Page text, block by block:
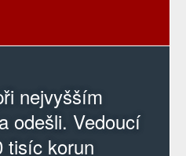
nejvyšším
odešli. Vedoucí
tisíc korun